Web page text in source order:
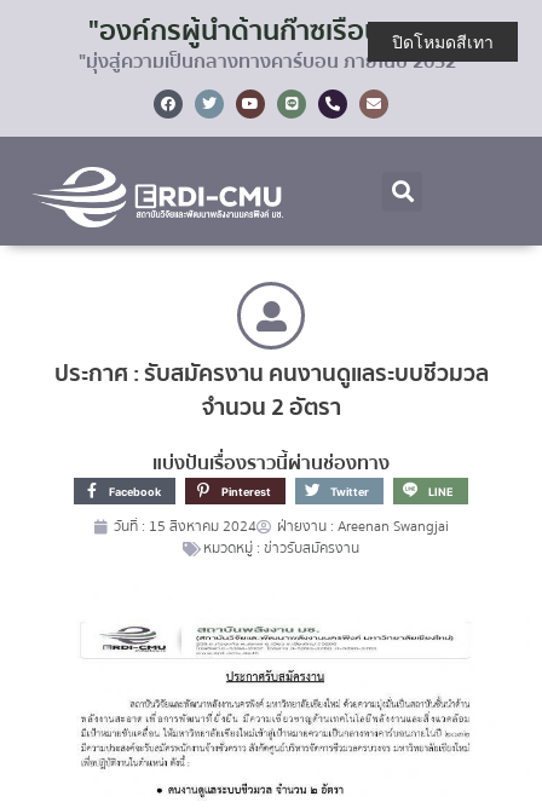
"องค์กรผู้นำด้านก๊าซเรือนกระจก
"มุ่งสู่ความเป็นกลางทางคาร์บอน ภายในปี 2032"
ประกาศ : รับสมัครงาน คนงานดูแลระบบชีวมวล
จำนวน 2 อัตรา
แบ่งปันเรื่องราวนี้ผ่านช่องทาง
Facebook Pinterest Twitter LINE
วันที่ : 15 สิงหาคม 2024 ฝ่ายงาน : Areenan Swangjai
หมวดหมู่ : ข่าวรับสมัครงาน
ปิดโหมดสีเทา